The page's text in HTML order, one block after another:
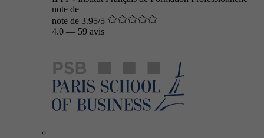
note de
note de 3.95/5
4.0 — 59 avis